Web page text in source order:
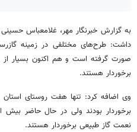
به گزارش خبرنگار مهر، غلامعباس
داشت: طرح‌های مختلفی در زمینه
صورت گرفته است و هم اکنون بسیار از
برخوردار هستند.
نعمت گاز طبیعی برخوردار هستند.